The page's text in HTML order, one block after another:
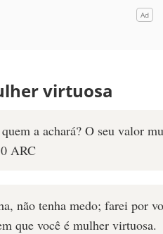
virtuosa
a achará? O seu valor
ARC
não tenha medo; farei por
que você é mulher virtuosa.